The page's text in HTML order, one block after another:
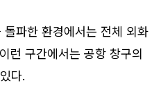
파한 환경에서는 전체 외화
런 구간에서는 공항 창구의
다.